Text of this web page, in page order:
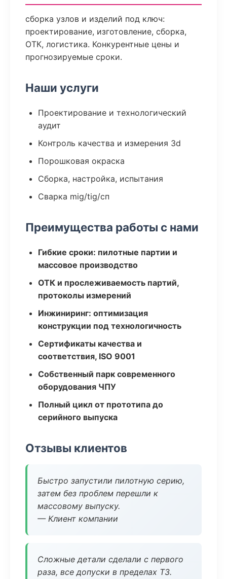
сборка узлов и изделий под ключ:
проектирование, изготовление, сборка,
ОТК, логистика. Конкурентные цены и
прогнозируемые сроки.
Наши услуги
Проектирование и технологический
аудит
Контроль качества и измерения 3d
Порошковая окраска
Сборка, настройка, испытания
Сварка mig/tig/сп
Преимущества работы с нами
Гибкие сроки: пилотные партии и
массовое производство
ОТК и прослеживаемость партий,
протоколы измерений
Инжиниринг: оптимизация
конструкции под технологичность
Сертификаты качества и
соответствия, ISO 9001
Собственный парк современного
оборудования ЧПУ
Полный цикл от прототипа до
серийного выпуска
Отзывы клиентов
Быстро запустили пилотную серию,
затем без проблем перешли к
массовому выпуску.
— Клиент компании
Сложные детали сделали с первого
раза, все допуски в пределах ТЗ.